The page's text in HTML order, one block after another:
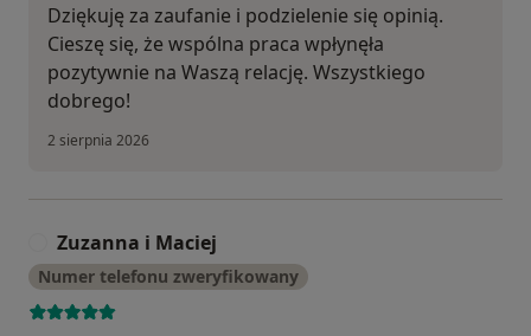
Dziękuję za zaufanie i podzielenie się opinią.
Cieszę się, że wspólna praca wpłynęła
pozytywnie na Waszą relację. Wszystkiego
dobrego!
2 sierpnia 2026
Zuzanna i Maciej
Numer telefonu zweryfikowany